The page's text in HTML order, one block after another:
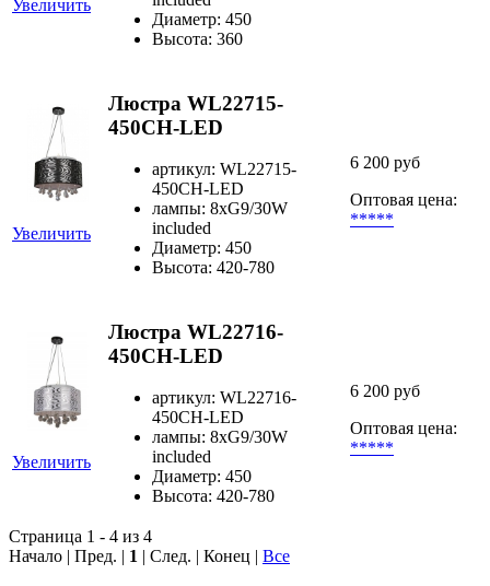
Увеличить
Диаметр: 450
Высота: 360
Увеличить
Люстра WL22715-
450CH-LED
артикул: WL22715-
450CH-LED
лампы: 8хG9/30W
included
Диаметр: 450
Высота: 420-780
6 200 руб
Оптовая цена:
*****
Увеличить
Люстра WL22716-
450CH-LED
артикул: WL22716-
450CH-LED
лампы: 8хG9/30W
included
Диаметр: 450
Высота: 420-780
6 200 руб
Оптовая цена:
*****
Страница 1 - 4 из 4
Начало | Пред. | 1 | След. | Конец | Все